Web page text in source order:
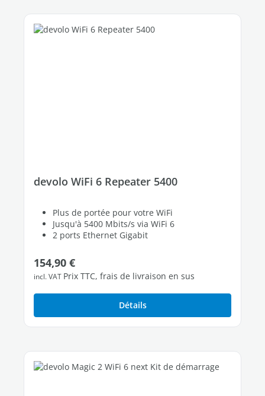
devolo WiFi 6 Repeater 5400
Plus de portée pour votre WiFi
Jusqu'à 5400 Mbits/s via WiFi 6
2 ports Ethernet Gigabit
Prix régulier :
154,90 €
incl. VAT Prix TTC, frais de livraison en sus
Détails